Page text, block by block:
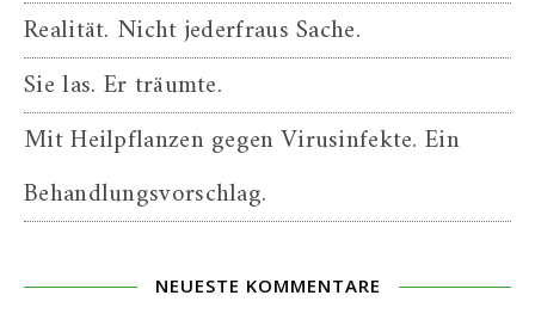
Realität. Nicht jederfraus Sache.
Sie las. Er träumte.
Mit Heilpflanzen gegen Virusinfekte. Ein
Behandlungsvorschlag.
NEUESTE KOMMENTARE